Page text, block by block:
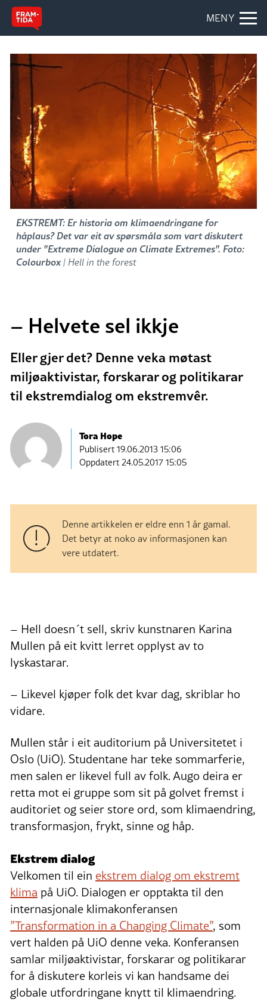
MENY
EKSTREMT: Er historia om klimaendringane for
håplaus? Det var eit av spørsmåla som vart diskutert
under "Extreme Dialogue on Climate Extremes". Foto:
Colourbox| Hell in the forest
– Helvete sel ikkje
Eller gjer det? Denne veka møtast
miljøaktivistar, forskarar og politikarar
til ekstremdialog om ekstremvêr.
Tora Hope
Publisert19.06.2013 15:06
Oppdatert 24.05.2017 15:05
Denne artikkelen er eldre enn 1 år gamal.
Det betyr at noko av informasjonen kan
vere utdatert.
– Hell doesn´t sell, skriv kunstnaren Karina
Mullen på eit kvitt lerret opplyst av to
lyskastarar.
– Likevel kjøper folk det kvar dag, skriblar ho
vidare.
Mullen står i eit auditorium på Universitetet i
Oslo (UiO). Studentane har teke sommarferie,
men salen er likevel full av folk. Augo deira er
retta mot ei gruppe som sit på golvet fremst i
auditoriet og seier store ord, som klimaendring,
transformasjon, frykt, sinne og håp.
Ekstrem dialog
Velkomen til ein ekstrem dialog om ekstremt
klima på UiO. Dialogen er opptakta til den
internasjonale klimakonferansen
”Transformation in a Changing Climate”, som
vert halden på UiO denne veka. Konferansen
samlar miljøaktivistar, forskarar og politikarar
for å diskutere korleis vi kan handsame dei
globale utfordringane knytt til klimaendring.